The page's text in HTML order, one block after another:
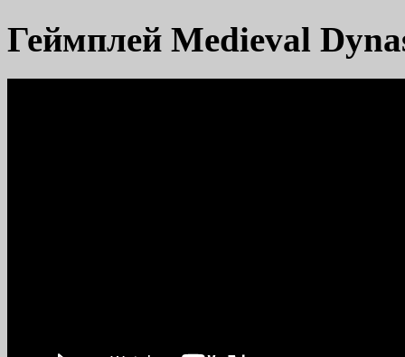
Геймплей Medieval